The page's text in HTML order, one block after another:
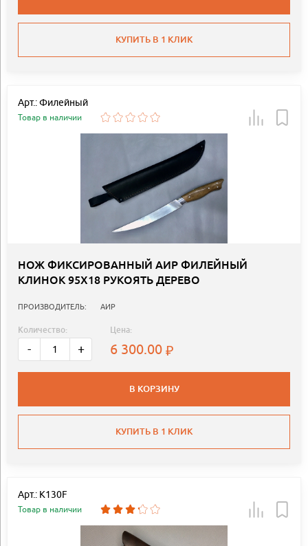
КУПИТЬ В 1 КЛИК
Арт.: Филейный
Товар в наличии
НОЖ ФИКСИРОВАННЫЙ АИР ФИЛЕЙНЫЙ
КЛИНОК 95Х18 РУКОЯТЬ ДЕРЕВО
ПРОИЗВОДИТЕЛЬ: АИР
Количество:
- +
Цена:
6 300.00
В КОРЗИНУ
КУПИТЬ В 1 КЛИК
Арт.: K130F
Товар в наличии